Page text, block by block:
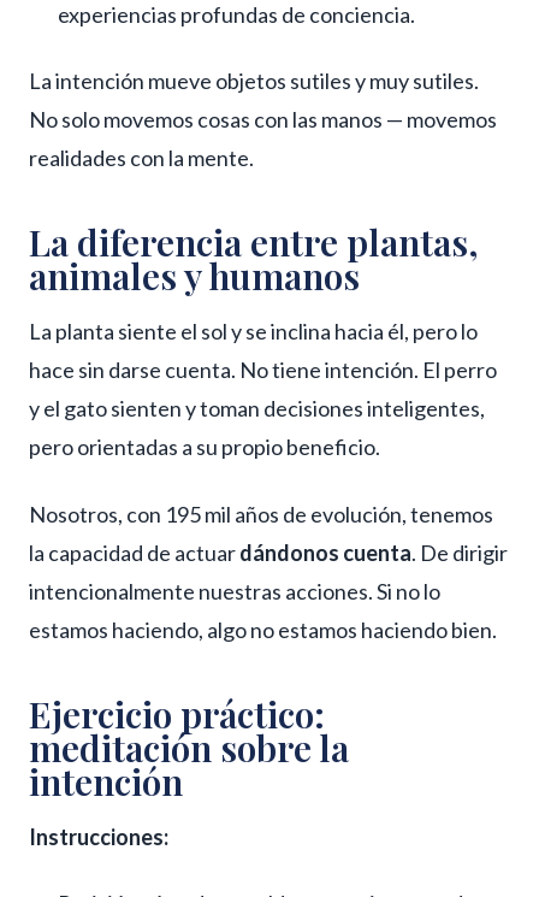
experiencias profundas de conciencia.
La intención mueve objetos sutiles y muy sutiles.
No solo movemos cosas con las manos — movemos
realidades con la mente.
La diferencia entre plantas,
animales y humanos
La planta siente el sol y se inclina hacia él, pero lo
hace sin darse cuenta. No tiene intención. El perro
y el gato sienten y toman decisiones inteligentes,
pero orientadas a su propio beneficio.
Nosotros, con 195 mil años de evolución, tenemos
la capacidad de actuardándonos cuenta. De dirigir
intencionalmente nuestras acciones. Si no lo
estamos haciendo, algo no estamos haciendo bien.
Ejercicio práctico:
meditación sobre la
intención
Instrucciones: